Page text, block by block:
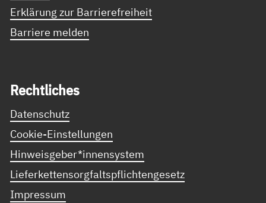
Erklärung zur Barrierefreiheit
Barriere melden
Recht­li­ches
Datenschutz
Cookie-Einstellungen
Hinweisgeber*innensystem
Lieferkettensorgfaltspflichtengesetz
Impressum